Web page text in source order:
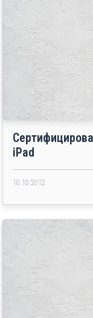
iPad
10.10.2012